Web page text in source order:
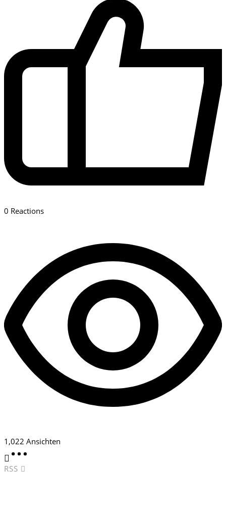
0 Reactions
1,022 Ansichten
RSS